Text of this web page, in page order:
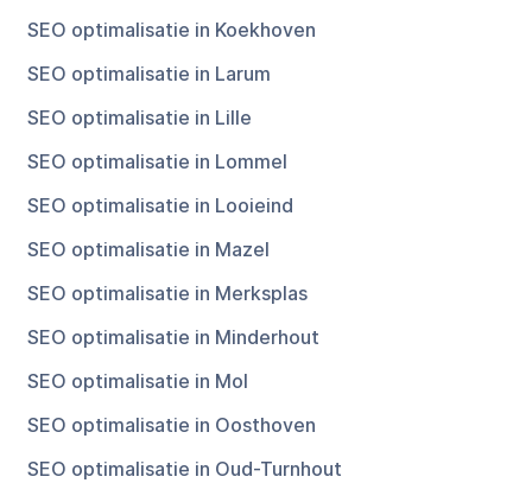
SEO optimalisatie in Koekhoven
SEO optimalisatie in Larum
SEO optimalisatie in Lille
SEO optimalisatie in Lommel
SEO optimalisatie in Looieind
SEO optimalisatie in Mazel
SEO optimalisatie in Merksplas
SEO optimalisatie in Minderhout
SEO optimalisatie in Mol
SEO optimalisatie in Oosthoven
SEO optimalisatie in Oud-Turnhout